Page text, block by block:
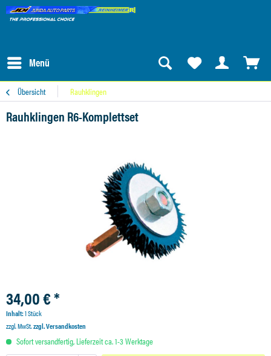
Menü
Übersicht Rauhklingen
Rauhklingen R6-Komplettset
34,00 € *
Inhalt:1 Stück
zzgl. MwSt.zzgl. Versandkosten
Sofort versandfertig, Lieferzeit ca. 1-3 Werktage